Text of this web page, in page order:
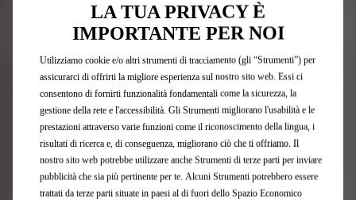
Modelli DS
Auto 100 % Elettriche
DS hybrid e plug-in hybrid
Auto Ibride Plug-in
LA TUA PRIVACY È
IMPORTANTE PER NOI
Utilizziamo cookie e/o altri strumenti di tracciamento (gli “Strumenti”) per
assicurarci di offrirti la migliore esperienza sul nostro sito web. Essi ci
consentono di fornirti funzionalità fondamentali come la sicurezza, la
gestione della rete e l'accessibilità. Gli Strumenti migliorano l'usabilità e le
prestazioni attraverso varie funzioni come il riconoscimento della lingua, i
risultati di ricerca e, di conseguenza, migliorano ciò che ti offriamo. Il
nostro sito web potrebbe utilizzare anche Strumenti di terze parti per inviare
pubblicità che sia più pertinente per te. Alcuni Strumenti potrebbero essere
trattati da terze parti situate in paesi al di fuori dello Spazio Economico